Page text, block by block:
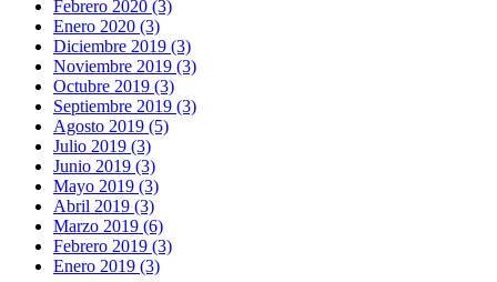
Febrero 2020 (3)
Enero 2020 (3)
Diciembre 2019 (3)
Noviembre 2019 (3)
Octubre 2019 (3)
Septiembre 2019 (3)
Agosto 2019 (5)
Julio 2019 (3)
Junio 2019 (3)
Mayo 2019 (3)
Abril 2019 (3)
Marzo 2019 (6)
Febrero 2019 (3)
Enero 2019 (3)